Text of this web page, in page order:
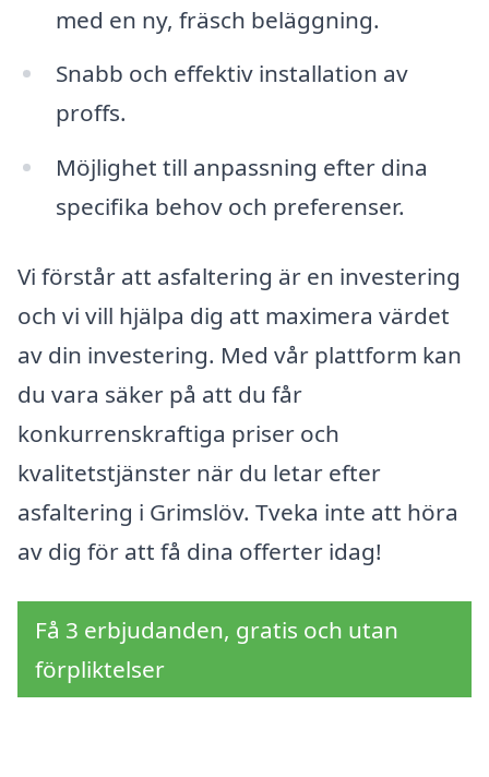
med en ny, fräsch beläggning.
Snabb och effektiv installation av
proffs.
Möjlighet till anpassning efter dina
specifika behov och preferenser.
Vi förstår att asfaltering är en investering
och vi vill hjälpa dig att maximera värdet
av din investering. Med vår plattform kan
du vara säker på att du får
konkurrenskraftiga priser och
kvalitetstjänster när du letar efter
asfaltering i Grimslöv. Tveka inte att höra
av dig för att få dina offerter idag!
Få 3 erbjudanden, gratis och utan
förpliktelser